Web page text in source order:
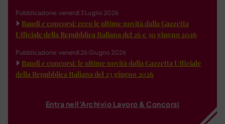
Pubblicazione: venerdì 3 Luglio 2026
Bandi e concorsi: ecco le ultime novità dalla Gazzetta
Ufficiale della Repubblica Italiana del 26 e 30 giugno 2026
Pubblicazione: venerdì 26 Giugno 2026
Bandi e concorsi: le ultime novità dalla Gazzetta Ufficiale
della Repubblica Italiana del 23 giugno 2026
Entra nell'Archivio Lavoro & Concorsi